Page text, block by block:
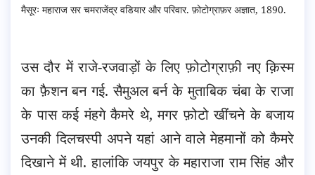
मैसूरः महाराज सर चमराजेंद्र वडियार और परिवार. फ़ोटोग्राफ़र अज्ञात, 1890.
उस दौर में राजे-रजवाड़ों के लिए फ़ोटोग्राफ़ी नए क़िस्म
का फ़ैशन बन गई. सैमुअल बर्न के मुताबिक चंबा के राजा
के पास कई मंहगे कैमरे थे, मगर फ़ोटो खींचने के बजाय
उनकी दिलचस्पी अपने यहां आने वाले मेहमानों को कैमरे
दिखाने में थी. हालांकि जयपुर के महाराजा राम सिंह और